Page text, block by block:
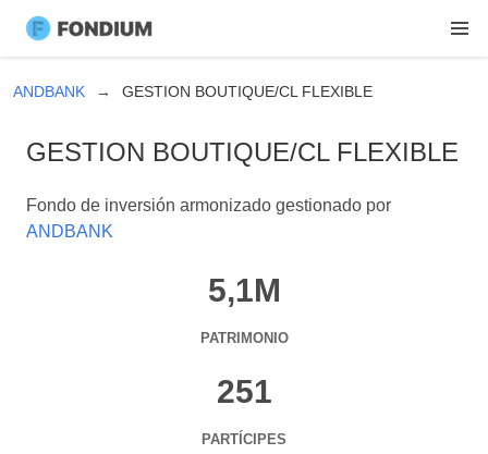
ANDBANK GESTION BOUTIQUE/CL FLEXIBLE
GESTION BOUTIQUE/CL FLEXIBLE
Fondo de inversión armonizado gestionado por
ANDBANK
5,1M
PATRIMONIO
251
PARTÍCIPES